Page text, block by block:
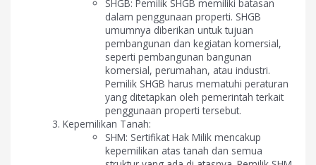
SHGB: Pemilik SHGB memiliki batasan
dalam penggunaan properti. SHGB
umumnya diberikan untuk tujuan
pembangunan dan kegiatan komersial,
seperti pembangunan bangunan
komersial, perumahan, atau industri.
Pemilik SHGB harus mematuhi peraturan
yang ditetapkan oleh pemerintah terkait
penggunaan properti tersebut.
Kepemilikan Tanah:
SHM: Sertifikat Hak Milik mencakup
kepemilikan atas tanah dan semua